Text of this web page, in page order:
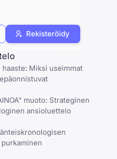
Rekisteröidy
Miksi useimmat
muoto: Strateginen
ansioluettelo